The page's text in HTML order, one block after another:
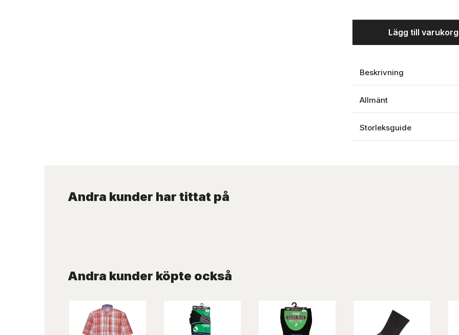
Lägg till
Beskrivning
Allmänt
Storleksguide
Andra kunder har tittat på
Andra kunder köpte också